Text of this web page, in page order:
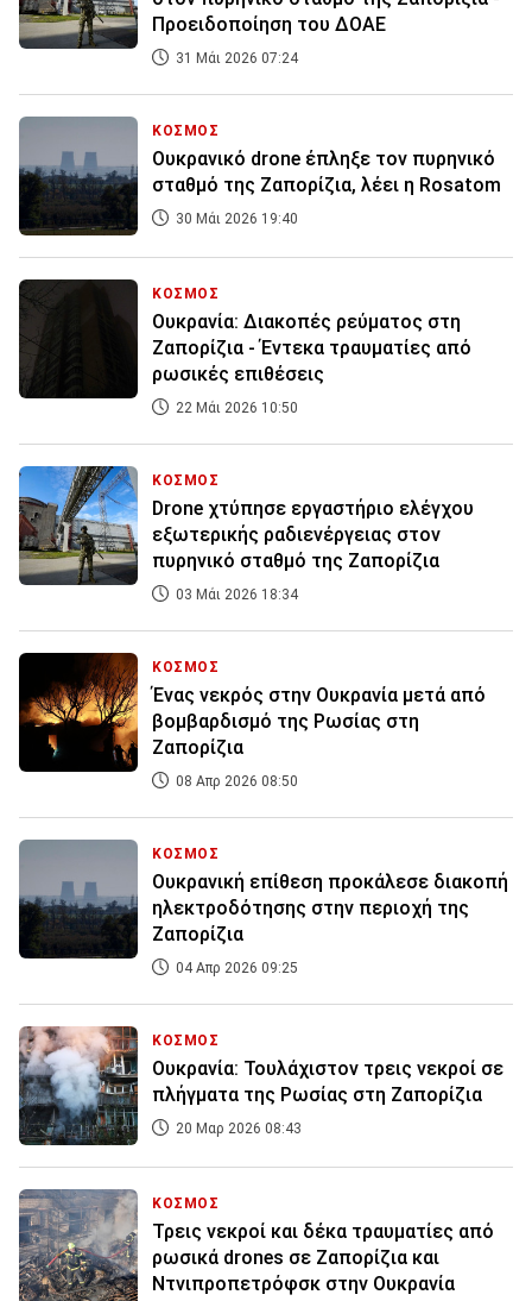
Προειδοποίηση του ΔΟΑΕ
31 Μάι 2026 07:24
ΚΟΣΜΟΣ
Ουκρανικό drone έπληξε τον πυρηνικό
σταθμό της Ζαπορίζια, λέει η Rosatom
30 Μάι 2026 19:40
ΚΟΣΜΟΣ
Ουκρανία: Διακοπές ρεύματος στη
Ζαπορίζια - Έντεκα τραυματίες από
ρωσικές επιθέσεις
22 Μάι 2026 10:50
ΚΟΣΜΟΣ
Drone χτύπησε εργαστήριο ελέγχου
εξωτερικής ραδιενέργειας στον
πυρηνικό σταθμό της Ζαπορίζια
03 Μάι 2026 18:34
ΚΟΣΜΟΣ
Ένας νεκρός στην Ουκρανία μετά από
βομβαρδισμό της Ρωσίας στη
Ζαπορίζια
08 Απρ 2026 08:50
ΚΟΣΜΟΣ
Ουκρανική επίθεση προκάλεσε διακοπή
ηλεκτροδότησης στην περιοχή της
Ζαπορίζια
04 Απρ 2026 09:25
ΚΟΣΜΟΣ
Ουκρανία: Τουλάχιστον τρεις νεκροί σε
πλήγματα της Ρωσίας στη Ζαπορίζια
20 Μαρ 2026 08:43
ΚΟΣΜΟΣ
Τρεις νεκροί και δέκα τραυματίες από
ρωσικά drones σε Ζαπορίζια και
Ντνιπροπετρόφσκ στην Ουκρανία